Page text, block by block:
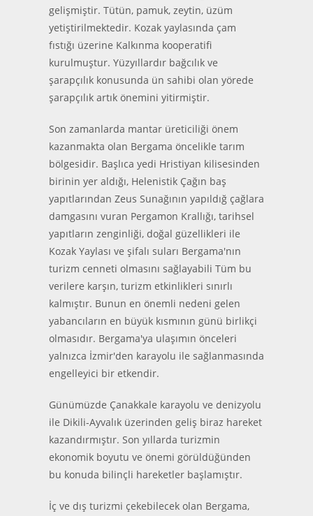
gelişmiştir. Tütün, pamuk, zeytin, üzüm
yetiştirilmektedir. Kozak yaylasında çam
fıstığı üzerine Kalkınma kooperatifi
kurulmuştur. Yüzyıllardır bağcılık ve
şarapçılık konusunda ün sahibi olan yörede
şarapçılık artık önemini yitirmiştir.
Son zamanlarda mantar üreticiliği önem
kazanmakta olan Bergama öncelikle tarım
bölgesidir. Başlıca yedi Hristiyan kilisesinden
birinin yer aldığı, Helenistik Çağın baş
yapıtlarından Zeus Sunağının yapıldığ çağlara
damgasını vuran Pergamon Krallığı, tarihsel
yapıtların zenginliği, doğal güzellikleri ile
Kozak Yaylası ve şifalı suları Bergama'nın
turizm cenneti olmasını sağlayabili Tüm bu
verilere karşın, turizm etkinlikleri sınırlı
kalmıştır. Bunun en önemli nedeni gelen
yabancıların en büyük kısmının günü birlikçi
olmasıdır. Bergama'ya ulaşımın önceleri
yalnızca İzmir'den karayolu ile sağlanmasında
engelleyici bir etkendir.
Günümüzde Çanakkale karayolu ve denizyolu
ile Dikili-Ayvalık üzerinden geliş biraz hareket
kazandırmıştır. Son yıllarda turizmin
ekonomik boyutu ve önemi görüldüğünden
bu konuda bilinçli hareketler başlamıştır.
İç ve dış turizmi çekebilecek olan Bergama,